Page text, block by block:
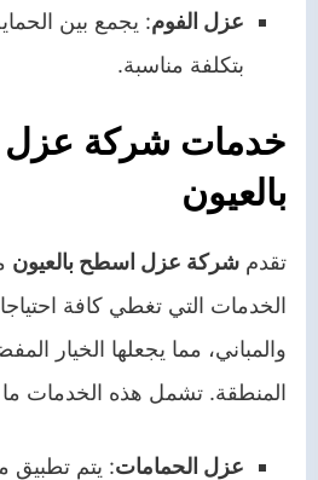
عزل الفوم: يجمع بين
بتكلفة مناسبة.
خدمات شركة
بالعيون
تقدم شركة عزل اسطح بالعيون
الخدمات التي تغطي كافة
والمباني، مما يجعلها الخيار
المنطقة. تشمل هذه الخدمات
عزل الحمامات: يتم تطبيق